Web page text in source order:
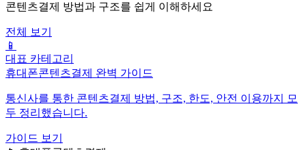
콘텐츠결제 방법과 구조를 쉽게 이해하세요
전체 보기
📱
대표 카테고리
휴대폰콘텐츠결제 완벽 가이드
통신사를 통한 콘텐츠결제 방법, 구조, 한도, 안전 이용까지 모
두 정리했습니다.
가이드 보기